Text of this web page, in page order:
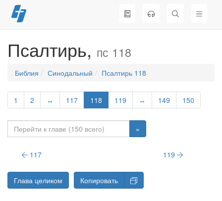
Перейти
к
Псалтирь, пс 118
Библия Синодальный Псалтирь 118
1 2 ↔ 117 118 119 ↔ 149 150
»
117 119
Глава целиком Копировать